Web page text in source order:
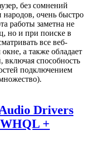
без сомнений
очень быстро
работы заметна не
но и при поиске в
все веб-
а также обладает
способность
подключением
Drivers
WHQL +